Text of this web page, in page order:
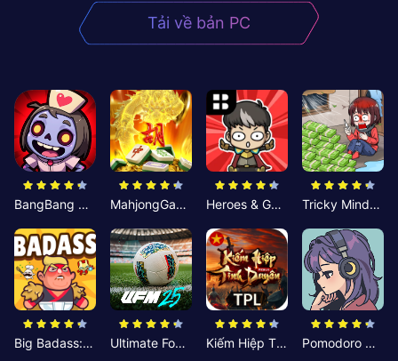
Tải về bản PC
BangBang Zombies:Chiến Shelter MahjongGame Heroes & Gear? Yoink! Tricky Minds: Brainy Puzzle
Big Badass: Game AFK Idle RPG Ultimate Football Manager Kiếm Hiệp Tình Duyên Pomodoro Nhỏ: Giờ Tập Trung